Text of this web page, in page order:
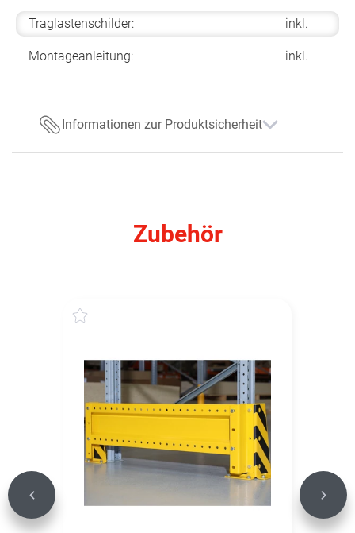
Traglastenschilder: inkl.
Montageanleitung: inkl.
Informationen zur Produktsicherheit
Zubehör
Previous Next